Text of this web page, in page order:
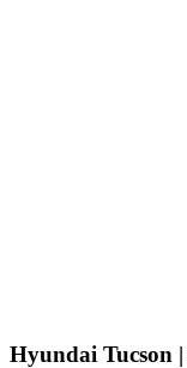
Hyundai Tucson